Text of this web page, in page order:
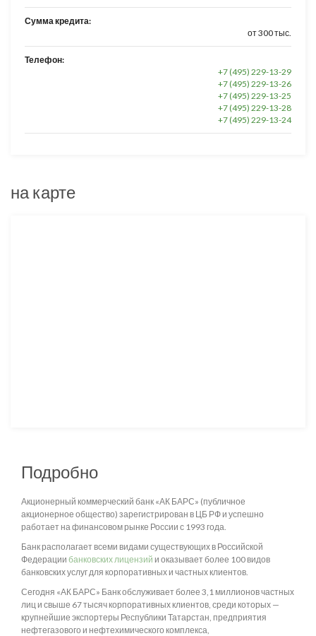
Сумма кредита:
от 300 тыс.
Телефон:
+7 (495) 229-13-29
+7 (495) 229-13-26
+7 (495) 229-13-25
+7 (495) 229-13-28
+7 (495) 229-13-24
на карте
Подробно
Акционерный коммерческий банк «АК БАРС» (публичное
акционерное общество) зарегистрирован в ЦБ РФ и успешно
работает на финансовом рынке России с 1993 года.
Банк располагает всеми видами существующих в Российской
Федерации банковских лицензий и оказывает более 100 видов
банковских услуг для корпоративных и частных клиентов.
Сегодня «АК БАРС» Банк обслуживает более 3,1 миллионов частных
лиц и свыше 67 тысяч корпоративных клиентов, среди которых —
крупнейшие экспортеры Республики Татарстан, предприятия
нефтегазового и нефтехимического комплекса,